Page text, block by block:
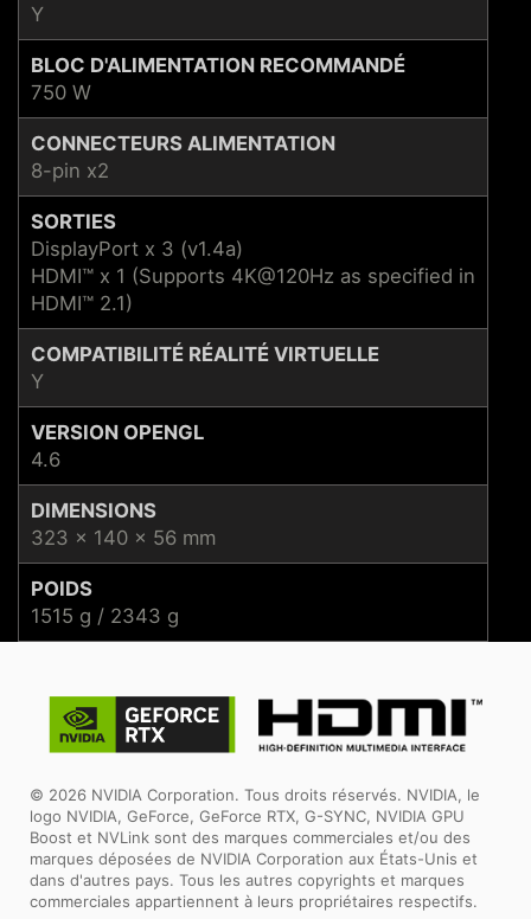
Y
BLOC D'ALIMENTATION RECOMMANDÉ
750 W
CONNECTEURS ALIMENTATION
8-pin x2
SORTIES
DisplayPort x 3 (v1.4a)
HDMI™ x 1 (Supports 4K@120Hz as specified in
HDMI™ 2.1)
COMPATIBILITÉ RÉALITÉ VIRTUELLE
Y
VERSION OPENGL
4.6
DIMENSIONS
323 x 140 x 56 mm
POIDS
1515 g / 2343 g
© 2026 NVIDIA Corporation. Tous droits réservés. NVIDIA, le
logo NVIDIA, GeForce, GeForce RTX, G-SYNC, NVIDIA GPU
Boost et NVLink sont des marques commerciales et/ou des
marques déposées de NVIDIA Corporation aux États-Unis et
dans d'autres pays. Tous les autres copyrights et marques
commerciales appartiennent à leurs propriétaires respectifs.